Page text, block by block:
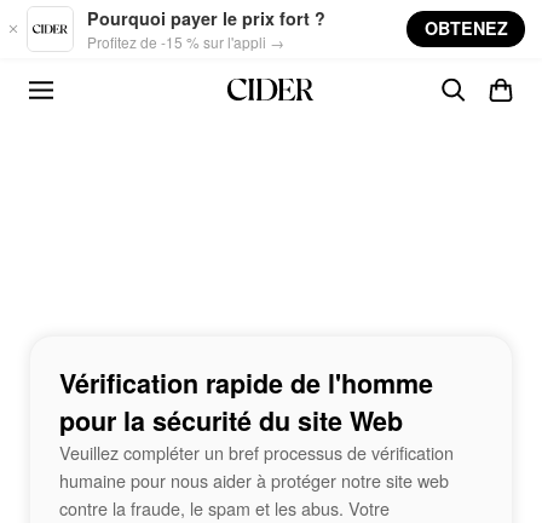
Skip to main content
Pourquoi payer le prix fort ?
Profitez de -15 % sur l'appli →
OBTENEZ
Vérification rapide de l'homme
pour la sécurité du site Web
Veuillez compléter un bref processus de vérification
humaine pour nous aider à protéger notre site web
contre la fraude, le spam et les abus. Votre